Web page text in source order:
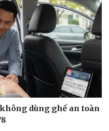
dùng ghế an toàn